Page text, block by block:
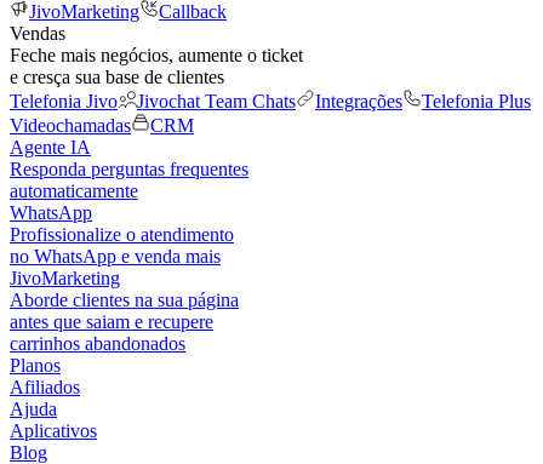
JivoMarketing
Callback
Vendas
Feche mais negócios, aumente o ticket
e cresça sua base de clientes
Telefonia Jivo
Jivochat Team Chats Integrações
Telefonia Plus
Videochamadas
CRM
Agente IA
Responda perguntas frequentes
automaticamente
WhatsApp
Profissionalize o atendimento
no WhatsApp e venda mais
JivoMarketing
Aborde clientes na sua página
antes que saiam e recupere
carrinhos abandonados
Planos
Afiliados
Ajuda
Aplicativos
Blog